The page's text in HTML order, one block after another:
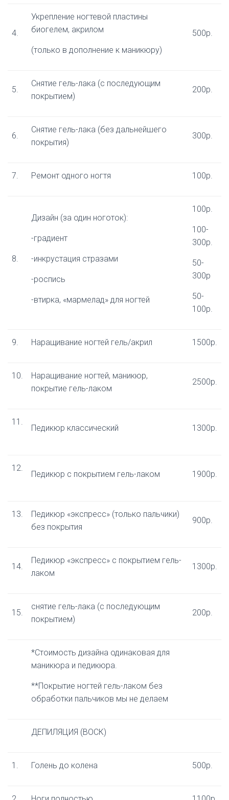
4.​
Укрепление ногтевой пластины
биогелем, акрилом
(только в дополнение к маникюру)
500р.
5.​
Снятие гель-лака (с последующим
покрытием)
200р.
6.​
Снятие гель-лака (без дальнейшего
покрытия)
300р.
7.​ Ремонт одного ногтя 100р.
8.​
Дизайн (за один ноготок):
-градиент
-инкрустация стразами
-роспись
-втирка, «мармелад» для ногтей
100р.
100-
300р.
50-
300р
50-
100р.
9.​ Наращивание ногтей гель/акрил 1500р.
10.​
Наращивание ногтей, маникюр,
покрытие гель-лаком
2500р.
11.​
Педикюр классический 1300р.
12.​
Педикюр с покрытием гель-лаком 1900р.
13.​
Педикюр «экспресс» (только пальчики)
без покрытия
900р.
14.
Педикюр «экспресс» с покрытием гель-
лаком
1300р.
15.
снятие гель-лака (с последующим
покрытием)
200р.
*Стоимость дизайна одинаковая для
маникюра и педикюра.
**Покрытие ногтей гель-лаком без
обработки пальчиков мы не делаем
ДЕПИЛЯЦИЯ (ВОСК)
1. Голень до колена 500р.